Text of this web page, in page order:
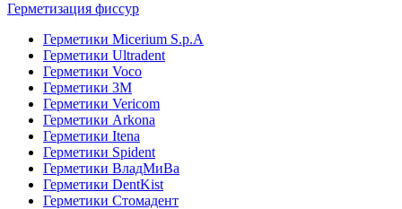
Герметизация фиссур
Герметики Micerium S.p.A
Герметики Ultradent
Герметики Voco
Герметики 3M
Герметики Vericom
Герметики Arkona
Герметики Itena
Герметики Spident
Герметики ВладМиВа
Герметики DentKist
Герметики Стомадент